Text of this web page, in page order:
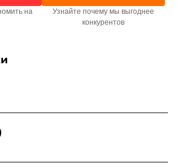
на
Узнайте почему мы выгоднее
конкурентов